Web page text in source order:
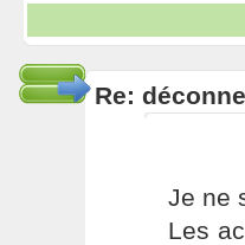
Re:
Je ne
Les